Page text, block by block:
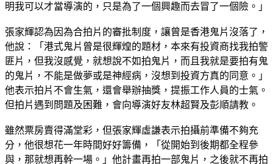
明我可以才當導演的，只是為了一個興趣而去冒了一個險。」
張家輝認為因為合拍片的審批制度，讓曾是香港鬼片沒落了，
他說：「港式鬼片曾是很輝煌的題材，本來有投資商找我拍警
匪片，但我沒感覺，就想說不如拍鬼片，而且我就是要拍有鬼
的鬼片，不能是做夢或是神經病，沒想到投資方真的同意。」
他表示拍片不會生氣，還會舉辦抽獎，提振工作人員的士氣。
但拍片遇到問題及困難，會向導演好友林超賢及彭順請教。
雖然票房賣得滿堂彩，但張家輝虛謙表示拍攝前準備不夠充
分，他很想花一年時間好好籌備，「從開始到後期都全程參
與，那就想再幹一場。」他計畫再拍一部鬼片，之後就不再拍